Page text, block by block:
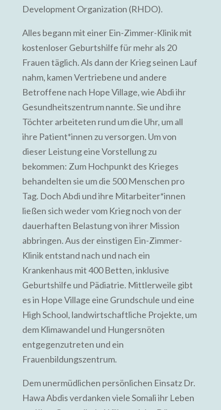
Development Organization (RHDO).
Alles begann mit einer Ein-Zimmer-Klinik mit
kostenloser Geburtshilfe für mehr als 20
Frauen täglich. Als dann der Krieg seinen Lauf
nahm, kamen Vertriebene und andere
Betroffene nach Hope Village, wie Abdi ihr
Gesundheitszentrum nannte. Sie und ihre
Töchter arbeiteten rund um die Uhr, um all
ihre Patient*innen zu versorgen. Um von
dieser Leistung eine Vorstellung zu
bekommen: Zum Hochpunkt des Krieges
behandelten sie um die 500 Menschen pro
Tag. Doch Abdi und ihre Mitarbeiter*innen
ließen sich weder vom Krieg noch von der
dauerhaften Belastung von ihrer Mission
abbringen. Aus der einstigen Ein-Zimmer-
Klinik entstand nach und nach ein
Krankenhaus mit 400 Betten, inklusive
Geburtshilfe und Pädiatrie. Mittlerweile gibt
es in Hope Village eine Grundschule und eine
High School, landwirtschaftliche Projekte, um
dem Klimawandel und Hungersnöten
entgegenzutreten und ein
Frauenbildungszentrum.
Dem unermüdlichen persönlichen Einsatz Dr.
Hawa Abdis verdanken viele Somali ihr Leben